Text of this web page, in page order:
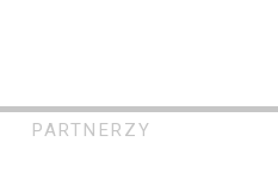
PARTNERZY